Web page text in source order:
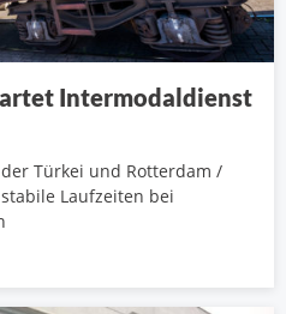
Intermodaldienst
Türkei und Rotterdam /
Laufzeiten bei